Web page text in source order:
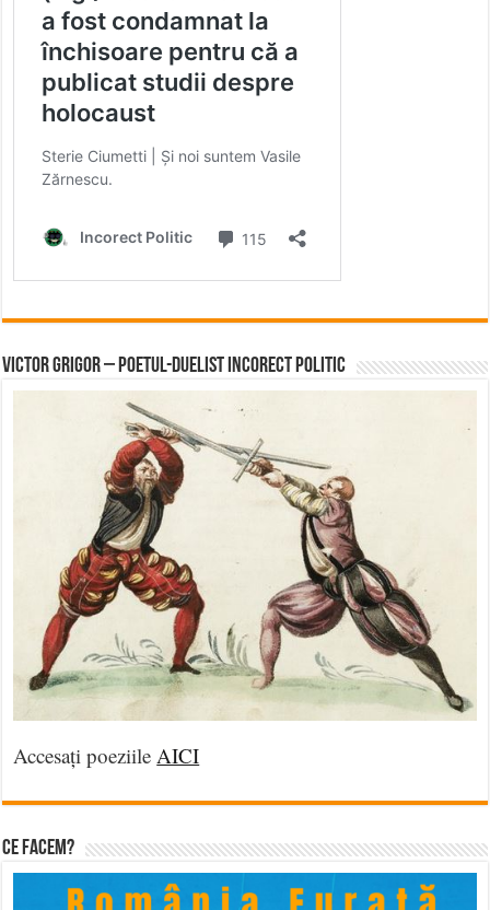
Victor Grigor – Poetul-Duelist Incorect Politic
Accesați poeziile AICI
Ce facem?